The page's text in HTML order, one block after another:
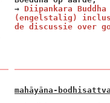
→ Diipankara Buddha
(engelstalig)
de discussie over
mahāyāna-